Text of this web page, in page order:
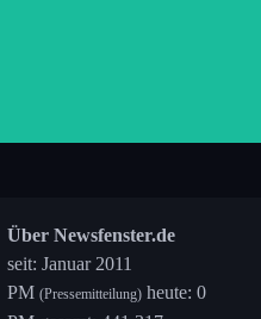
Über Newsfenster.de
seit: Januar 2011
PM (Pressemitteilung) heute: 0